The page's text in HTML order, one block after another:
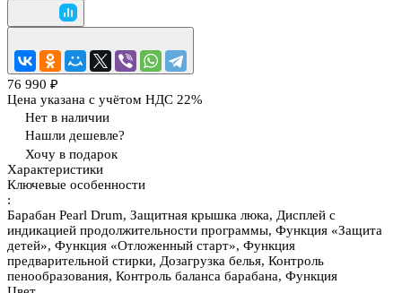
76 990 ₽
Цена указана с учётом НДС 22%
Нет в наличии
Нашли дешевле?
Хочу в подарок
Характеристики
Ключевые особенности
:
Барабан Pearl Drum, Защитная крышка люка, Дисплей с
индикацией продолжительности программы, Функция «Защита
детей», Функция «Отложенный старт», Функция
предварительной стирки, Дозагрузка белья, Контроль
пенообразования, Контроль баланса барабана, Функция